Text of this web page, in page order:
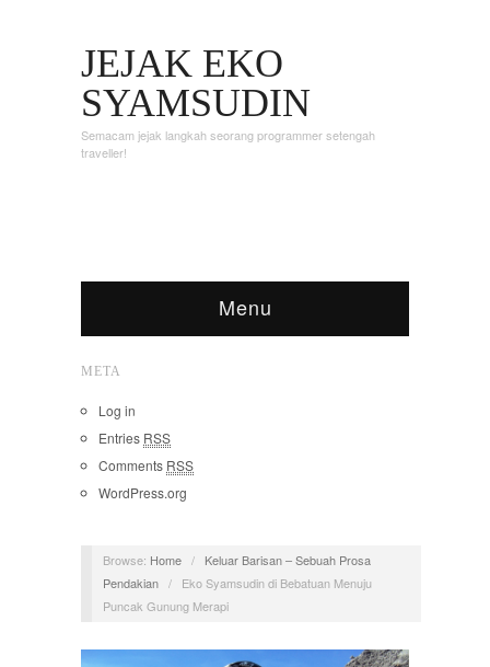
JEJAK EKO
SYAMSUDIN
Semacam jejak langkah seorang programmer setengah
traveller!
Menu
META
Log in
Entries RSS
Comments RSS
WordPress.org
Browse: Home /
Keluar Barisan – Sebuah Prosa
Pendakian /
Eko Syamsudin di Bebatuan Menuju
Puncak Gunung Merapi